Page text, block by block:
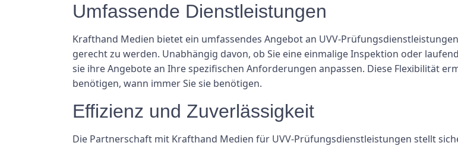
Umfassende Dienstleistungen
Krafthand Medien bietet ein umfassendes Angebot an UVV-
gerecht zu werden. Unabhängig davon, ob Sie eine einmalige Inspektion oder
sie ihre Angebote an Ihre spezifischen Anforderungen anpassen. Diese Flexibilität
benötigen, wann immer Sie sie benötigen.
Effizienz und Zuverlässigkeit
Die Partnerschaft mit Krafthand Medien für UVV-Prüfungsdienstleistungen stellt